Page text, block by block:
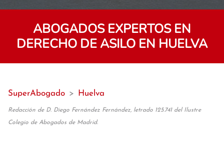
ABOGADOS EXPERTOS EN
DERECHO DE ASILO EN HUELVA
SuperAbogado > Huelva
Redacción de D. Diego Fernández Fernández, letrado 125.741 del Ilustre
Colegio de Abogados de Madrid.